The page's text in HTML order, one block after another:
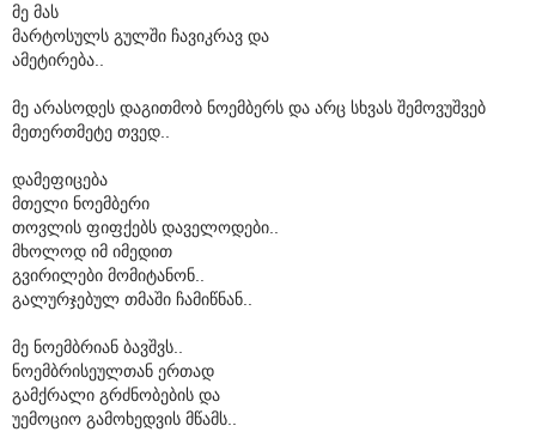
მე მას
მარტოსულს გულში ჩავიკრავ და
ამეტირება..
მე არასოდეს დაგითმობ ნოემბერს და არც სხვას შემოვუშვებ
მეთერთმეტე თვედ..
დამეფიცება
მთელი ნოემბერი
თოვლის ფიფქებს დაველოდები..
მხოლოდ იმ იმედით
გვირილები მომიტანონ..
გალურჯებულ თმაში ჩამიწნან..
მე ნოემბრიან ბავშვს..
ნოემბრისეულთან ერთად
გამქრალი გრძნობების და
უემოციო გამოხედვის მწამს..